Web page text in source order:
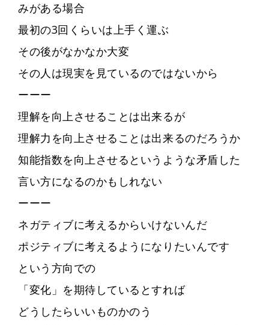
みがある場合
最初の3回くらいは上手く運ぶ
その後がなかなか大変
その人は現実を見ているのではないから
ーーー
理解を向上させることは出来るが
理解力を向上させることは出来るのだろうか
知能指数を向上させるというような矛盾した
言い方になるのかもしれない
ーーー
ネガティブに考えるからいけないんだ
ポジティブに考えるようになりたいんです
という方向での
「変化」を期待しているとすれば
どうしたらいいものかのう